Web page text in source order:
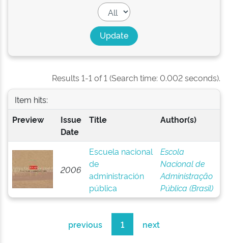
Results 1-1 of 1 (Search time: 0.002 seconds).
Item hits:
Preview
Issue
Date
Title Author(s)
2006
Escuela nacional
de
administración
pública
Escola
Nacional de
Administração
Pública (Brasil)
previous 1 next